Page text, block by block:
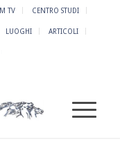
TV CENTRO STUDI
LUOGHI ARTICOLI